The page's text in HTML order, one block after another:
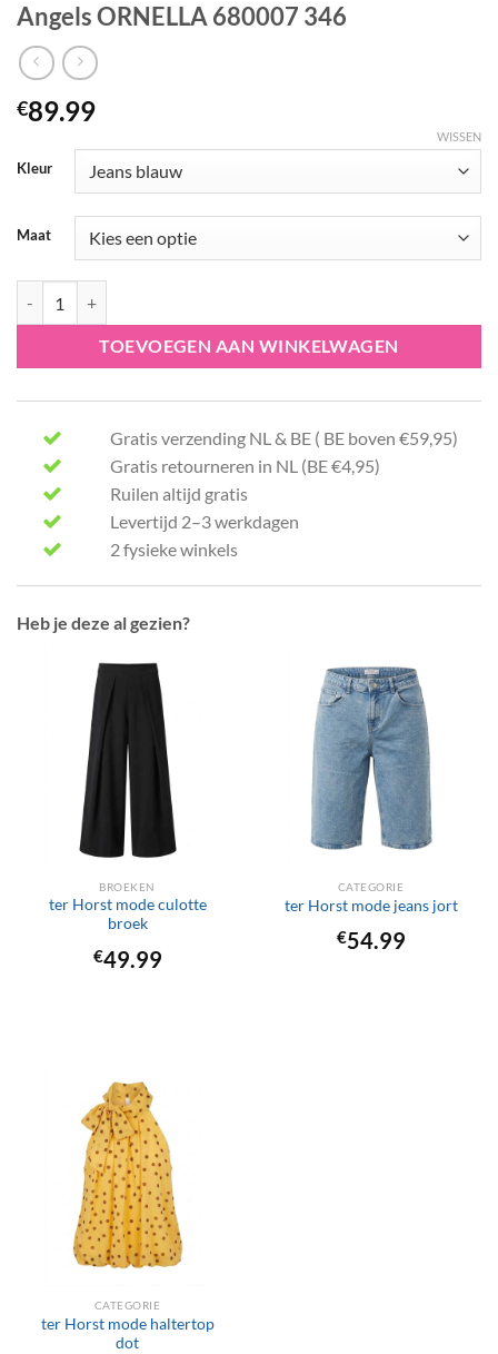
Angels ORNELLA 680007 346
€89.99
Kleur
Maat
WISSEN
TOEVOEGEN AAN WINKELWAGEN
Gratis verzending NL & BE ( BE boven €59,95)
Gratis retourneren in NL (BE €4,95)
Ruilen altijd gratis
Levertijd 2–3 werkdagen
2 fysieke winkels
Heb je deze al gezien?
BROEKEN
ter Horst mode culotte
broek
€49.99
CATEGORIE
ter Horst mode jeans jort
€54.99
CATEGORIE
ter Horst mode haltertop
dot